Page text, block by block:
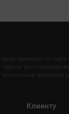
Клиенту